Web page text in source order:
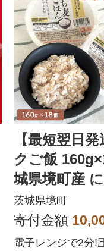
【最短翌日
クご飯
城県境町産
らめき使用
はん
茨城県境町
寄付金額
電子レンジで2分!